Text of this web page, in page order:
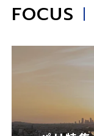
FOCUS